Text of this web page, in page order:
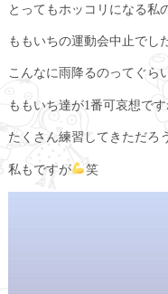
とってもホッコリになる私
ももいちの運動会中止でし
こんなに雨降るのってぐら
ももいち達が1番可哀想です
たくさん練習してきただろ
私もですが 笑